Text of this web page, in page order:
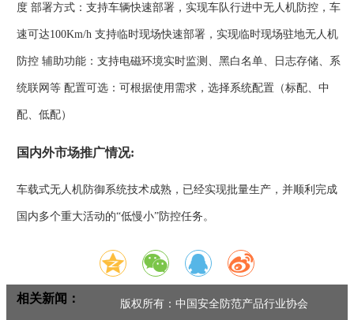
度 部署方式：支持车辆快速部署，实现车队行进中无人机防控，车
速可达100Km/h 支持临时现场快速部署，实现临时现场驻地无人机
防控 辅助功能：支持电磁环境实时监测、黑白名单、日志存储、系
统联网等 配置可选：可根据使用需求，选择系统配置（标配、中
配、低配）
国内外市场推广情况:
车载式无人机防御系统技术成熟，已经实现批量生产，并顺利完成
国内多个重大活动的“低慢小”防控任务。
相关新闻： 版权所有：中国安全防范产品行业协会